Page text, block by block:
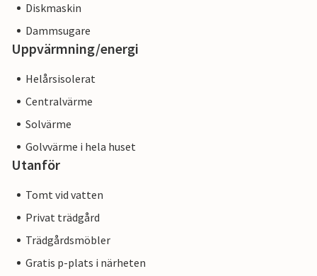
Diskmaskin
Dammsugare
Uppvärmning/energi
Helårsisolerat
Centralvärme
Solvärme
Golvvärme i hela huset
Utanför
Tomt vid vatten
Privat trädgård
Trädgårdsmöbler
Gratis p-plats i närheten